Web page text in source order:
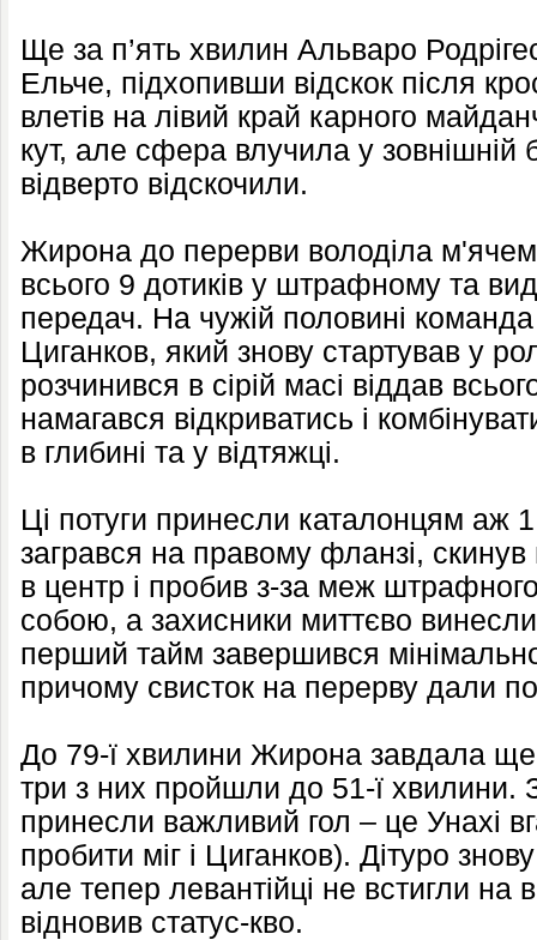
Ще за п’ять хвилин Альваро
Ельче, підхопивши відскок після
влетів на лівий край карного
кут, але сфера влучила у зовнішній
відверто відскочили.
Жирона до перерви володіла
всього 9 дотиків у штрафному та
передач. На чужій половині
Циганков, який знову стартував у
розчинився в сірій масі віддав
намагався відкриватись і
в глибині та у відтяжці.
Ці потуги принесли каталонцям аж
загрався на правому фланзі,
в центр і пробив з-за меж
собою, а захисники миттєво
перший тайм завершився
причому свисток на перерву дали
До 79-ї хвилини Жирона завдала ще
три з них пройшли до 51-ї хвилини.
принесли важливий гол – це Унахі
пробити міг і Циганков). Дітуро
але тепер левантійці не встигли на
відновив статус-кво.